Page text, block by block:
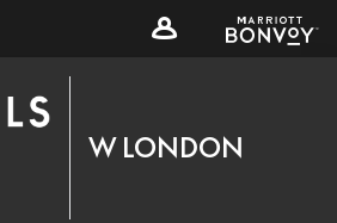
W LONDON